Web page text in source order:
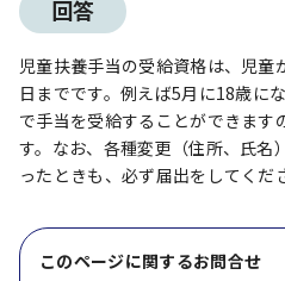
回答
児童扶養手当の受給資格は、児
日までです。例えば5月に18歳に
で手当を受給することができます
す。なお、各種変更（住所、氏名
ったときも、必ず届出をしてくだ
このページに関するお問合せ